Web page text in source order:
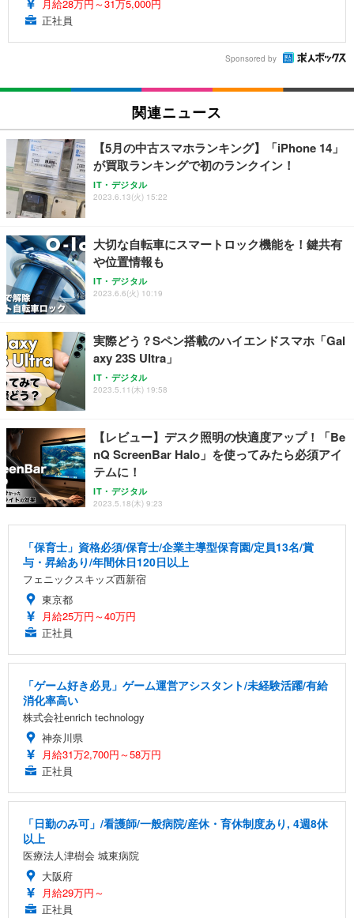
月給28万円～31万5,000円
正社員
Sponsored by
関連ニュース
【5月の中古スマホランキング】「iPhone 14」
が買取ランキングで初のランクイン！
IT・デジタル
2023.6.13(火) 15:22
大切な自転車にスマートロック機能を！鍵共有
や位置情報も
IT・デジタル
2023.6.6(火) 10:19
実際どう？Sペン搭載のハイエンドスマホ「Gal
axy 23S Ultra」
IT・デジタル
2023.5.11(木) 19:58
【レビュー】デスク照明の快適度アップ！「Be
nQ ScreenBar Halo」を使ってみたら必須アイ
テムに！
IT・デジタル
2023.5.18(木) 9:23
「保育士」資格必須/保育士/企業主導型保育園/定員13名/賞
与・昇給あり/年間休日120日以上
フェニックスキッズ西新宿
東京都
月給25万円～40万円
正社員
「ゲーム好き必見」ゲーム運営アシスタント/未経験活躍/有給
消化率高い
株式会社enrich technology
神奈川県
月給31万2,700円～58万円
正社員
「日勤のみ可」/看護師/一般病院/産休・育休制度あり, 4週8休
以上
医療法人津樹会 城東病院
大阪府
月給29万円～
正社員